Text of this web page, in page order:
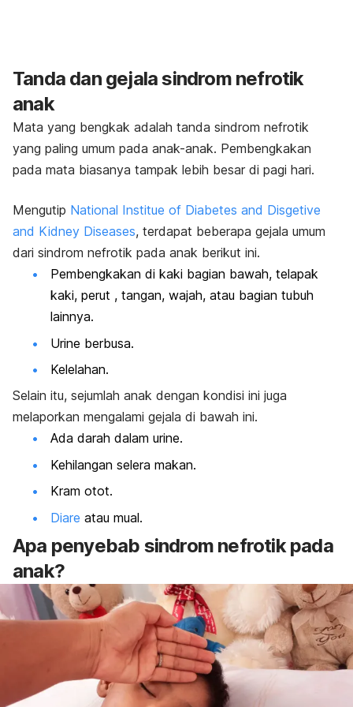
Tanda dan gejala sindrom nefrotik
anak
Mata yang bengkak adalah tanda sindrom nefrotik
yang paling umum pada anak-anak. Pembengkakan
pada mata biasanya tampak lebih besar di pagi hari.
Mengutip National Institue of Diabetes and Disgetive
and Kidney Diseases, terdapat beberapa gejala umum
dari sindrom nefrotik pada anak berikut ini.
Pembengkakan di kaki bagian bawah, telapak
kaki, perut , tangan, wajah, atau bagian tubuh
lainnya.
Urine berbusa.
Kelelahan.
Selain itu, sejumlah anak dengan kondisi ini juga
melaporkan mengalami gejala di bawah ini.
Ada darah dalam urine.
Kehilangan selera makan.
Kram otot.
Diare atau mual.
Apa penyebab sindrom nefrotik pada
anak?